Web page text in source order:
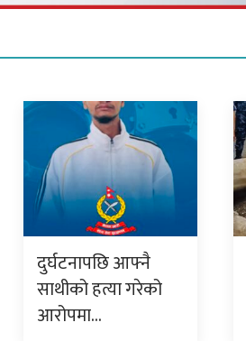
दुर्घटनापछि आफ्नै
साथीको हत्या गरेको
आरोपमा…